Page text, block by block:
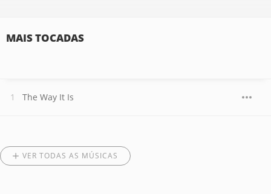
MAIS TOCADAS
The Way It Is
VER TODAS AS MÚSICAS